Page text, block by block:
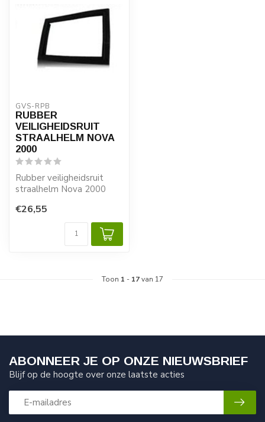
GVS-RPB
RUBBER
VEILIGHEIDSRUIT
STRAALHELM NOVA
2000
Rubber veiligheidsruit
straalhelm Nova 2000
€26,55
Toon 1 - 17van 17
ABONNEER JE OP ONZE NIEUWSBRIEF
Blijf op de hoogte over onze laatste acties